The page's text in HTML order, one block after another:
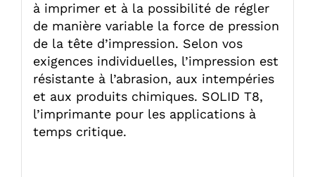
à imprimer et à la possibilité de régler
de manière variable la force de pression
de la tête d’impression. Selon vos
exigences individuelles, l’impression est
résistante à l’abrasion, aux intempéries
et aux produits chimiques. SOLID T8,
l’imprimante pour les applications à
temps critique.